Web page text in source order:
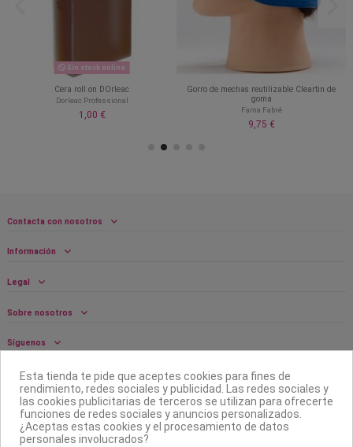
Sin stock online
Cera roll on DOrleac
Dorleac Professional
1,00 €
Gorro de mechas reutilizable Cleartin de
goma
Fama Fabré
9,75 €
Contacta con nosotros
Información
Legal
Sobre nosotros
Síguenos
Boletín
Esta tienda te pide que aceptes cookies para fines de
rendimiento, redes sociales y publicidad. Las redes sociales y
las cookies publicitarias de terceros se utilizan para ofrecerte
funciones de redes sociales y anuncios personalizados.
¿Aceptas estas cookies y el procesamiento de datos
personales involucrados?